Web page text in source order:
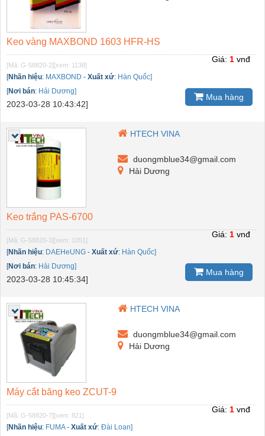
Keo vàng MAXBOND 1603 HFR-HS
[Mã: G-58820-2][xem: 1138]
[Nhãn hiệu: MAXBOND - Xuất xứ: Hàn Quốc]
[Nơi bán: Hải Dương]
2023-03-28 10:43:42]
Giá: 1 vnđ
Mua hàng
HTECH VINA
duongmblue34@gmail.com
Hải Dương
Keo trắng PAS-6700
[Mã: G-58820-3][xem: 1051]
[Nhãn hiệu: DAEHeUNG - Xuất xứ: Hàn Quốc]
[Nơi bán: Hải Dương]
2023-03-28 10:45:34]
Giá: 1 vnđ
Mua hàng
HTECH VINA
duongmblue34@gmail.com
Hải Dương
Máy cắt băng keo ZCUT-9
[Mã: G-58820-7][xem: 821]
[Nhãn hiệu: FUMA- Xuất xứ: Đài Loan]
Giá: 1 vnđ